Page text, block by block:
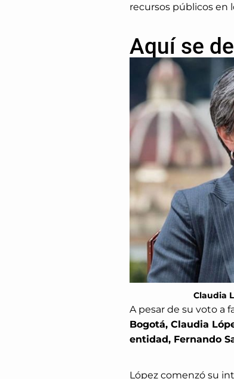
recursos públicos en
Aquí se
Claudia
A pesar de su voto a
Bogotá, Claudia
entidad, Fernando
López comenzó su